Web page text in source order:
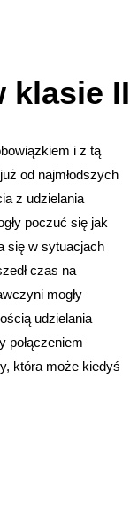
klasie II
i z tą
od najmłodszych
z udzielania
poczuć się jak
się w sytuacjach
czas na
mogły
udzielania
połączeniem
która może kiedyś